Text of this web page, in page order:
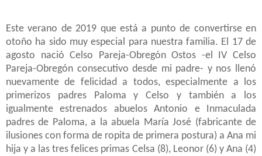
Este verano de 2019 que está a punto de convertirse en
otoño ha sido muy especial para nuestra familia. El 17 de
agosto nació Celso Pareja-Obregón Ostos -el IV Celso
Pareja-Obregón consecutivo desde mi padre- y nos llenó
nuevamente de felicidad a todos, especialmente a los
primerizos padres Paloma y Celso y también a los
igualmente estrenados abuelos Antonio e Inmaculada
padres de Paloma, a la abuela María José (fabricante de
ilusiones con forma de ropita de primera postura) a Ana mi
hija y a las tres felices primas Celsa (8), Leonor (6) y Ana (4)